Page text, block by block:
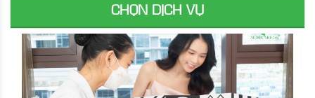
CHỌN DỊCH VỤ